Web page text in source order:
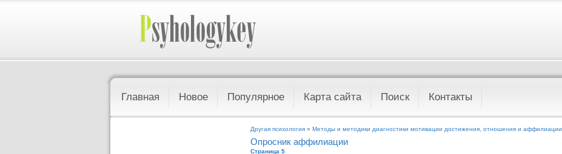
Главная Новое Популярное Карта сайта Поиск Контакты
Другая психология » Методы и методики диагностики мотивации достижения, отношения и аффилиации
Опросник аффилиации
Страница 5